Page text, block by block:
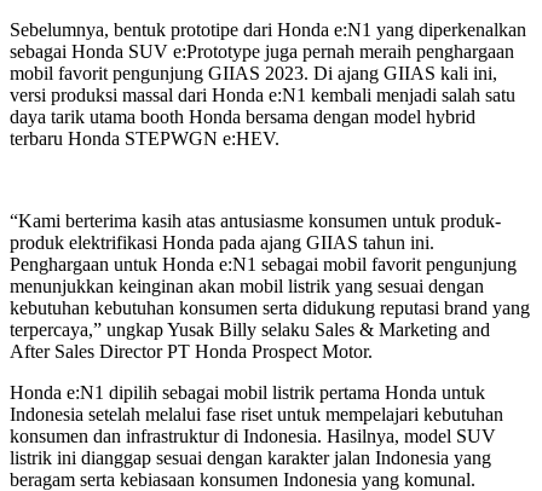
Sebelumnya, bentuk prototipe dari Honda e:N1 yang diperkenalkan
sebagai Honda SUV e:Prototype juga pernah meraih penghargaan
mobil favorit pengunjung GIIAS 2023. Di ajang GIIAS kali ini,
versi produksi massal dari Honda e:N1 kembali menjadi salah satu
daya tarik utama booth Honda bersama dengan model hybrid
terbaru Honda STEPWGN e:HEV.
“Kami berterima kasih atas antusiasme konsumen untuk produk-
produk elektrifikasi Honda pada ajang GIIAS tahun ini.
Penghargaan untuk Honda e:N1 sebagai mobil favorit pengunjung
menunjukkan keinginan akan mobil listrik yang sesuai dengan
kebutuhan kebutuhan konsumen serta didukung reputasi brand yang
terpercaya,” ungkap Yusak Billy selaku Sales & Marketing and
After Sales Director PT Honda Prospect Motor.
Honda e:N1 dipilih sebagai mobil listrik pertama Honda untuk
Indonesia setelah melalui fase riset untuk mempelajari kebutuhan
konsumen dan infrastruktur di Indonesia. Hasilnya, model SUV
listrik ini dianggap sesuai dengan karakter jalan Indonesia yang
beragam serta kebiasaan konsumen Indonesia yang komunal.